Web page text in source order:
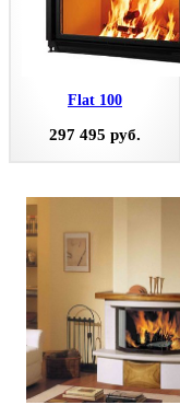
Flat 100
297 495 руб.